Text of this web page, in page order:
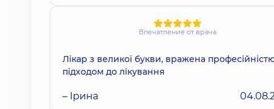
Впечатление от врача
Лікар з великоі букви, вражена професійністю
підходом до лікування
– Ірина